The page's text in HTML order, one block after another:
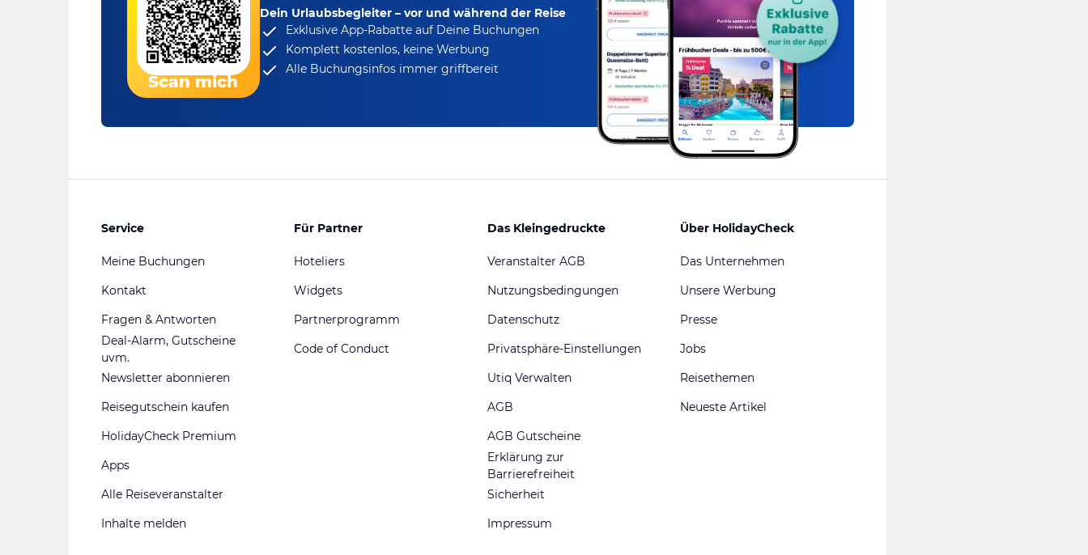
Scan mich
Dein Urlaubsbegleiter – vor und während der Reise
Exklusive App-Rabatteauf Deine Buchungen
Komplett kostenlos, keine Werbung
Alle Buchungsinfos immer griffbereit
Service
Meine Buchungen
Kontakt
Fragen & Antworten
Deal-Alarm, Gutscheine
uvm.
Newsletter abonnieren
Reisegutschein kaufen
HolidayCheck Premium
Apps
Alle Reiseveranstalter
Inhalte melden
Für Partner
Hoteliers
Widgets
Partnerprogramm
Code of Conduct
Das Kleingedruckte
Veranstalter AGB
Nutzungsbedingungen
Datenschutz
Privatsphäre-Einstellungen
Utiq Verwalten
AGB
AGB Gutscheine
Erklärung zur
Barrierefreiheit
Sicherheit
Impressum
Über HolidayCheck
Das Unternehmen
Unsere Werbung
Presse
Jobs
Reisethemen
Neueste Artikel